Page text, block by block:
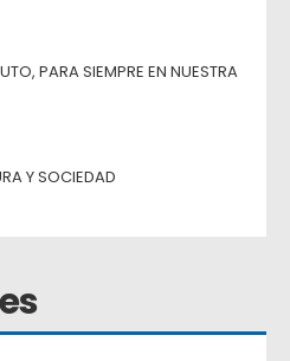
PARA SIEMPRE EN NUESTRA
Y SOCIEDAD